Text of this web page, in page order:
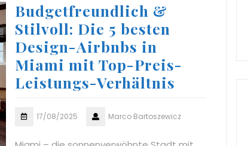
Budgetfreundlich &
Stilvoll: Die 5 besten
Design-Airbnbs in
Miami mit Top-Preis-
Leistungs-Verhältnis
17/08/2025 Marco Bartoszewicz